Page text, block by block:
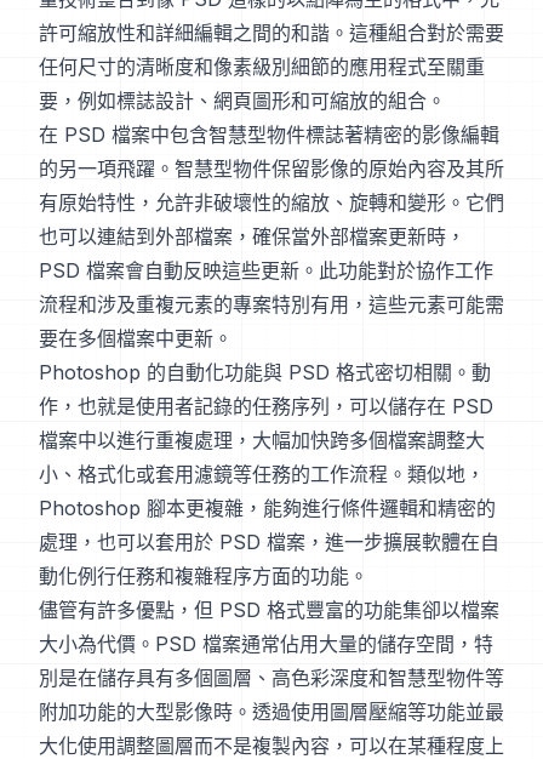
許可縮放性和詳細編輯之間的和諧。這種組合對於需要
任何尺寸的清晰度和像素級別細節的應用程式至關重
要，例如標誌設計、網頁圖形和可縮放的組合。
在 PSD 檔案中包含智慧型物件標誌著精密的影像編輯
的另一項飛躍。智慧型物件保留影像的原始內容及其所
有原始特性，允許非破壞性的縮放、旋轉和變形。它們
也可以連結到外部檔案，確保當外部檔案更新時，
PSD 檔案會自動反映這些更新。此功能對於協作工作
流程和涉及重複元素的專案特別有用，這些元素可能需
要在多個檔案中更新。
Photoshop 的自動化功能與 PSD 格式密切相關。動
作，也就是使用者記錄的任務序列，可以儲存在 PSD
檔案中以進行重複處理，大幅加快跨多個檔案調整大
小、格式化或套用濾鏡等任務的工作流程。類似地，
Photoshop 腳本更複雜，能夠進行條件邏輯和精密的
處理，也可以套用於 PSD 檔案，進一步擴展軟體在自
動化例行任務和複雜程序方面的功能。
儘管有許多優點，但 PSD 格式豐富的功能集卻以檔案
大小為代價。PSD 檔案通常佔用大量的儲存空間，特
別是在儲存具有多個圖層、高色彩深度和智慧型物件等
附加功能的大型影像時。透過使用圖層壓縮等功能並最
大化使用調整圖層而不是複製內容，可以在某種程度上